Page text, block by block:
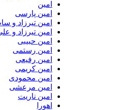
امین پارسی
امین تیرزاد و سام سهراب
امین تیرزاد و علی فلاح
امین حبیبی
امین رستمی
امین رفیعی
امین کریمی
امین محمودی
امین مرعشی
امین ناریت